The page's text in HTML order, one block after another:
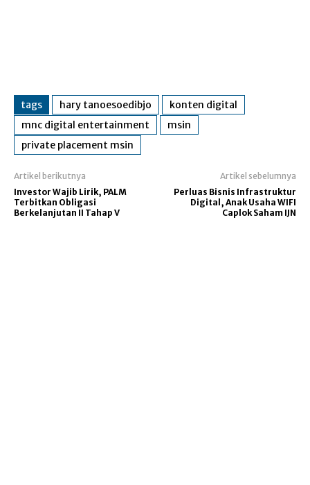
tags hary tanoesoedibjo
konten digital
mnc digital entertainment
msin
private placement msin
Artikel berikutnya
Investor Wajib Lirik, PALM
Terbitkan Obligasi
Berkelanjutan II Tahap V
Artikel sebelumnya
Perluas Bisnis Infrastruktur
Digital, Anak Usaha WIFI
Caplok Saham IJN